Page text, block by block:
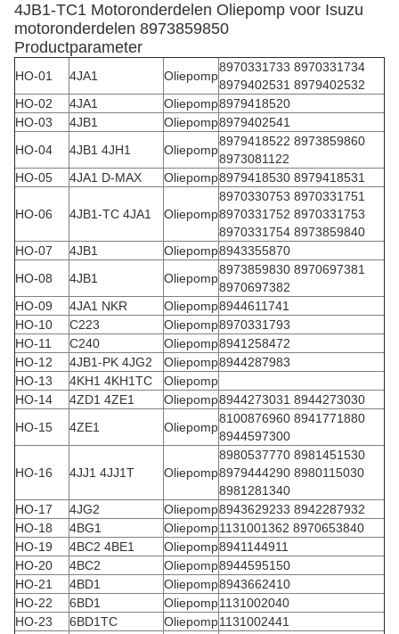
4JB1-TC1 Motoronderdelen Oliepomp voor Isuzu
motoronderdelen 8973859850
Productparameter
HO-01 4JA1 Oliepomp
8970331733 8970331734
8979402531 8979402532
HO-02
4JA1 Oliepomp8979418520
HO-03
4JB1 Oliepomp8979402541
HO-04
4JB1 4JH1 Oliepomp
8979418522 8973859860
8973081122
HO-05
4JA1 D-MAX Oliepomp8979418530 8979418531
HO-06 4JB1-TC 4JA1 Oliepomp
8970330753 8970331751
8970331752 8970331753
8970331754 8973859840
HO-07
4JB1 Oliepomp8943355870
HO-08
4JB1 Oliepomp
8973859830 8970697381
8970697382
HO-09
4JA1 NKR Oliepomp8944611741
HO-10
C223 Oliepomp8970331793
HO-11
C240 Oliepomp8941258472
HO-12
4JB1-PK 4JG2 Oliepomp8944287983
HO-13
4KH1 4KH1TC
Oliepomp
HO-14
4ZD1 4ZE1 Oliepomp8944273031 8944273030
HO-15
4ZE1 Oliepomp
8100876960 8941771880
8944597300
HO-16 4JJ1 4JJ1T Oliepomp
8980537770 8981451530
8979444290 8980115030
8981281340
HO-17
4JG2 Oliepomp8943629233 8942287932
HO-18
4BG1 Oliepomp1131001362 8970653840
HO-19
4BC2 4BE1 Oliepomp8941144911
HO-20
4BC2 Oliepomp8944595150
HO-21
4BD1 Oliepomp8943662410
HO-22
6BD1 Oliepomp1131002040
HO-23
6BD1TC Oliepomp1131002441